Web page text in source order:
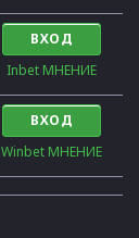
ВХОД
Inbet МНЕНИЕ
ВХОД
Winbet МНЕНИЕ